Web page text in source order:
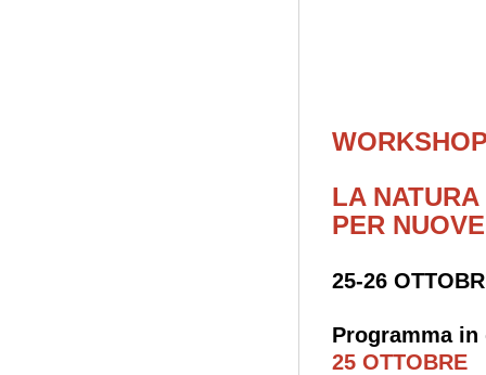
LA
PER
25-26
Programma
25 OTTOBRE